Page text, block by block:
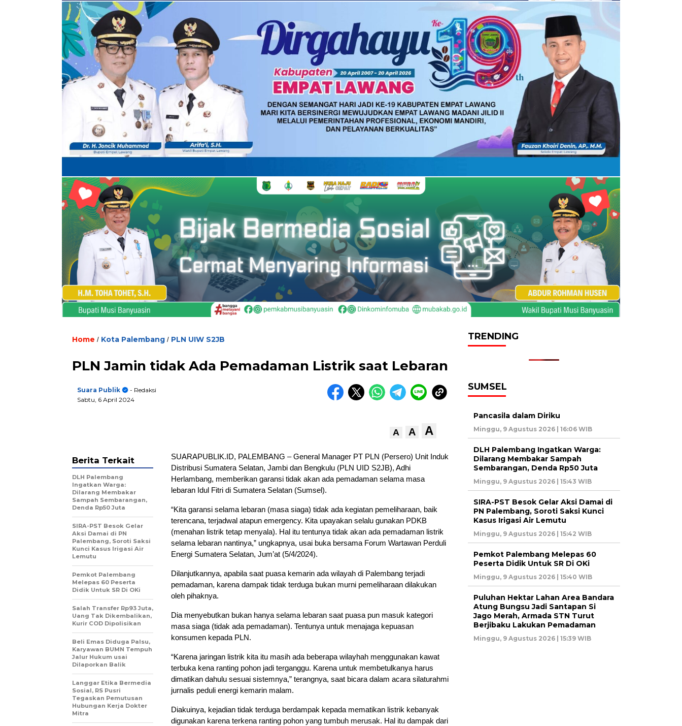
Home / Kota Palembang / PLN UIW S2JB
PLN Jamin tidak Ada Pemadaman Listrik saat Lebaran
Suara Publik
- Redaksi
Sabtu, 6 April 2024
A A A
SUARAPUBLIK.ID, PALEMBANG – General Manager PT PLN (Persero) Unit Induk
Distribusi Sumatera Selatan, Jambi dan Bengkulu (PLN UID S2JB), Adhi
Herlambang, memberikan garansi tidak akan ada pemadaman selama masa
lebaran Idul Fitri di Sumatera Selatan (Sumsel).
“Kita garansi selama lebaran (masa siaga) tidak ada kegiatan pemeliharaan, baik
terencana, terjadwal atapun emergency. Kita upayakan selalu gunakan PDKB
(menahan listrik tetap menyala). Hal itu tentunya tidak akan ada pemadaman listrik
selama lebaran nantinya,” ungkapnya, usai buka bersama Forum Wartawan Perduli
Energi Sumatera Selatan, Jum’at (5/4/2024).
Dilanjutkannya, apabila saat puasa kemarin ada wilayah di Palembang terjadi
pemadaman, karena dampak tidak terduga bukan murni pemeliharaan dilakukan
oleh pihaknya.
Dia menyebutkan bukan hanya selama lebaran saat puasa pun masuk kategori
masa siaga (tidak ada pemadaman). Tentunya untuk menajaga kepuasan
konsumen kepada PLN.
“Karena jaringan listrik kita itu masih ada beberapa wilayhah menggunakan kawat
terbuka kena ranting pohon jadi terganggu. Karena untuk membetulkanya harus
dimatikan dahulu sesuai sistemnya,” terangnya, saat bicara dalam acara silaturahmi
jurnalis peduli energi kemarin malam.
Diakuinya, kejadian tidak terduga berdampak kepada mematikan listrik kebanyak
digunakan karena terkena ranting pohon yang tumbuh merusak. Hal itu dampak dari
Berita Terkait
DLH Palembang
Ingatkan Warga:
Dilarang Membakar
Sampah Sembarangan,
Denda Rp50 Juta
SIRA-PST Besok Gelar
Aksi Damai di PN
Palembang, Soroti Saksi
Kunci Kasus Irigasi Air
Lemutu
Pemkot Palembang
Melepas 60 Peserta
Didik Untuk SR Di OKi
Salah Transfer Rp93 Juta,
Uang Tak Dikembalikan,
Kurir COD Dipolisikan
Beli Emas Diduga Palsu,
Karyawan BUMN Tempuh
Jalur Hukum usai
Dilaporkan Balik
Langgar Etika Bermedia
Sosial, RS Pusri
Tegaskan Pemutusan
Hubungan Kerja Dokter
Mitra
TRENDING
SUMSEL
Pancasila dalam Diriku
Minggu, 9 Agustus 2026 | 16:06 WIB
DLH Palembang Ingatkan Warga:
Dilarang Membakar Sampah
Sembarangan, Denda Rp50 Juta
Minggu, 9 Agustus 2026 | 15:43 WIB
SIRA-PST Besok Gelar Aksi Damai di
PN Palembang, Soroti Saksi Kunci
Kasus Irigasi Air Lemutu
Minggu, 9 Agustus 2026 | 15:42 WIB
Pemkot Palembang Melepas 60
Peserta Didik Untuk SR Di OKi
Minggu, 9 Agustus 2026 | 15:40 WIB
Puluhan Hektar Lahan Area Bandara
Atung Bungsu Jadi Santapan Si
Jago Merah, Armada STN Turut
Berjibaku Lakukan Pemadaman
Minggu, 9 Agustus 2026 | 15:39 WIB